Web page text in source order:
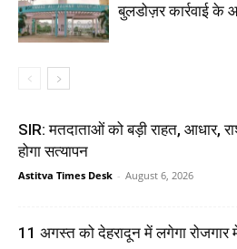
बुलडोज़र कार्रवाई के
SIR: मतदाताओं को बड़ी राहत, आधार,
होगा सत्यापन
Astitva Times Desk - August 6, 2026
11 अगस्त को देहरादून में लगेगा रोजगार